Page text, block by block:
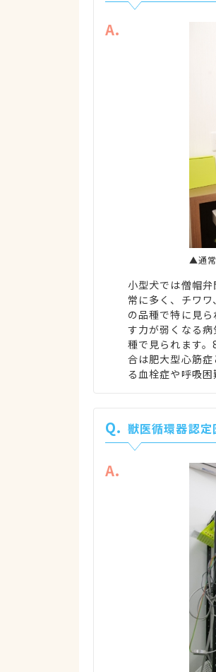
A.
▲通常
小型犬では僧帽
常に多く、チワ
の品種で特に見
す力が弱くなる
種で見られます
合は肥大型心筋
る血栓症や呼吸困
Q. 獣医循環器認定
A.